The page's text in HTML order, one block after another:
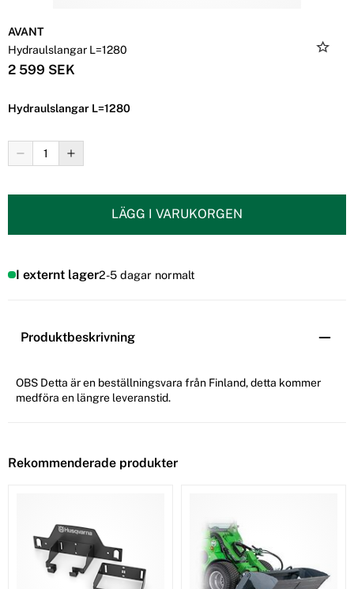
AVANT
Hydraulslangar L=1280
2 599 SEK
Hydraulslangar L=1280
LÄGG I VARUKORGEN
I externt lager2-5 dagar normalt
Produktbeskrivning
OBS Detta är en beställningsvara från Finland, detta kommer
medföra en längre leveranstid.
Rekommenderade produkter